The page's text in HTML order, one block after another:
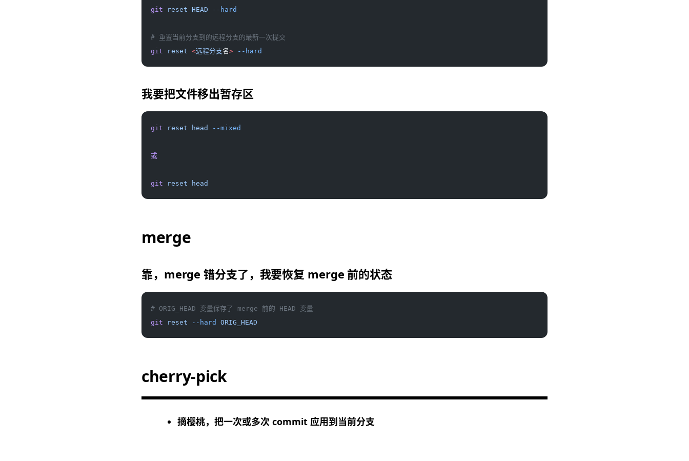
git reset HEAD --hard
# 重置当前分支到的远程分支的最新一次提交
git reset <远程分支名> --hard
我要把文件移出暂存区
git reset head --mixed
或
git reset head
merge
靠，merge 错分支了，我要恢复 merge 前的状态
# ORIG_HEAD 变量保存了 merge 前的 HEAD 变量
git reset --hard ORIG_HEAD
cherry-pick
摘樱桃，把一次或多次 commit 应用到当前分支